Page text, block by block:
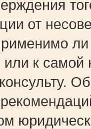
от
ли
к самой